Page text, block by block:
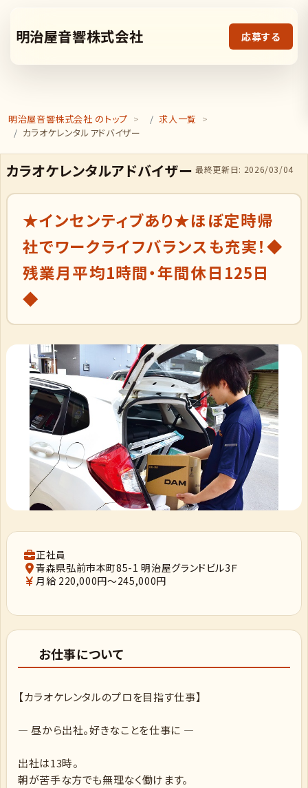
明治屋音響株式会社 応募する
明治屋音響株式会社 のトップ
求人一覧
カラオケレンタルアドバイザー
最終更新日: 2026/03/04
カラオケレンタルアドバイザー
★インセンティブあり★ほぼ定時帰
社でワークライフバランスも充実！◆
残業月平均1時間・年間休日125日
◆
正社員
青森県弘前市本町85-1 明治屋グランドビル3Ｆ
月給 220,000円～245,000円
お仕事について
【カラオケレンタルのプロを目指す仕事】
― 昼から出社。好きなことを仕事に ―
出社は13時。
朝が苦手な方でも無理なく働けます。